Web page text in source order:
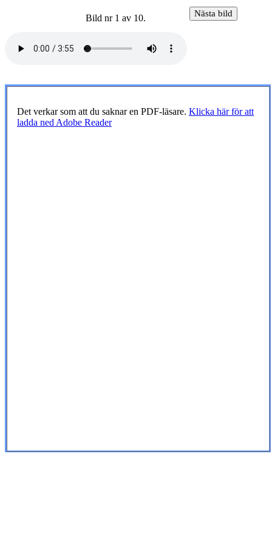
Bild nr 1 av 10.
Det verkar som att du saknar en PDF-läsare. Klicka här för att
ladda ned Adobe Reader